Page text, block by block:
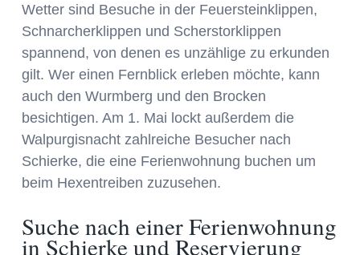
Wetter sind Besuche in der Feuersteinklippen,
Schnarcherklippen und Scherstorklippen
spannend, von denen es unzählige zu erkunden
gilt. Wer einen Fernblick erleben möchte, kann
auch den Wurmberg und den Brocken
besichtigen. Am 1. Mai lockt außerdem die
Walpurgisnacht zahlreiche Besucher nach
Schierke, die eine Ferienwohnung buchen um
beim Hexentreiben zuzusehen.
Suche nach einer Ferienwohnung
in Schierke und Reservierung